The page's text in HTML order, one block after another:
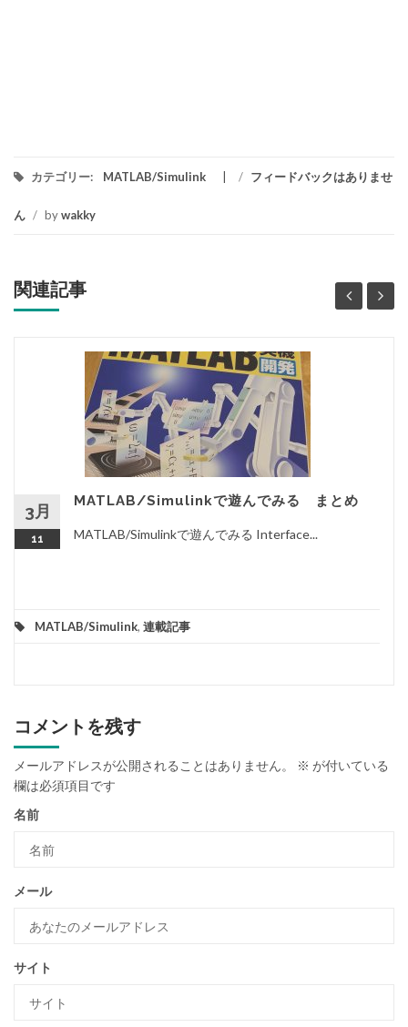
カテゴリー: MATLAB/Simulink / フィードバックはありませ
ん / bywakky
関連記事
3月
11
MATLAB/Simulinkで遊んでみる まとめ
MATLAB/Simulinkで遊んでみる Interface...
MATLAB/Simulink, 連載記事
コメントを残す
メールアドレスが公開されることはありません。 ※ が付いている
欄は必須項目です
名前
メール
サイト